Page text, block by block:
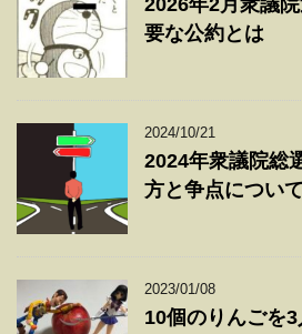
2026年2月衆議
要な公約とは
2024/10/21
2024年衆議院総
方と争点について
2023/01/08
10個のりんごを